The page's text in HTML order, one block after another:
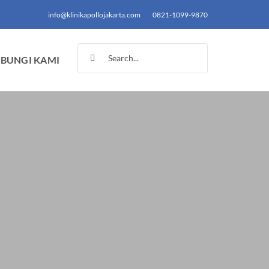
info@klinikapollojakarta.com 0821-1099-9870
KAMI